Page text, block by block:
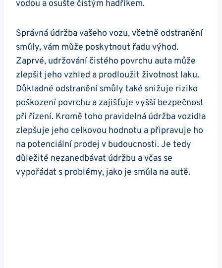
vodou a osušte čistým‌ hadříkem.
Správná údržba ⁢vašeho‌ vozu, ⁣včetně odstranění
smůly, vám může ‌poskytnout řadu výhod.
Zaprvé, udržování čistého povrchu auta může
zlepšit jeho vzhled a​ prodloužit‌ životnost laku.
Důkladné odstranění smůly také snižuje riziko
⁤poškození⁢ povrchu a zajišťuje​ vyšší ⁤bezpečnost​
při ​řízení. Kromě toho pravidelná údržba ​vozidla
zlepšuje jeho celkovou hodnotu a připravuje ho
na⁤ potenciální prodej v budoucnosti. Je tedy
důležité nezanedbávat údržbu a včas se
vypořádat s problémy,‌ jako je smůla na autě.